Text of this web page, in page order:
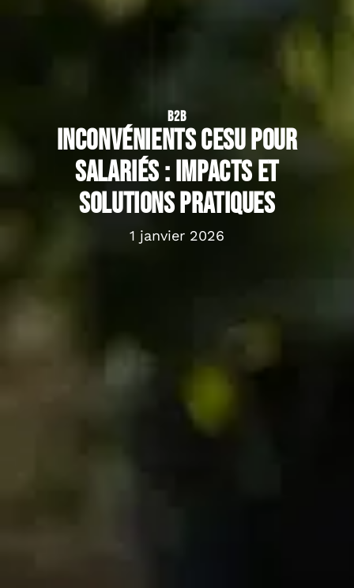
B2B
Inconvénients CESU pour
salariés : impacts et
solutions pratiques
1 janvier 2026